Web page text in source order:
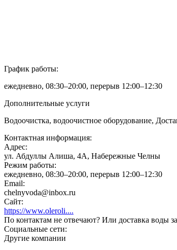
График работы:
ежедневно, 08:30–20:00, перерыв 12:00–12:30
Дополнительные услуги
Водоочистка, водоочистное оборудование,
Контактная информация:
Адрес:
ул. Абдуллы Алиша, 4А, Набережные Челны
Режим работы:
ежедневно, 08:30–20:00, перерыв 12:00–12:30
Email:
chelnyvoda@inbox.ru
Сайт:
https://www.oleroli....
По контактам не отвечают? Или доставка воды
Социальные сети:
Другие компании